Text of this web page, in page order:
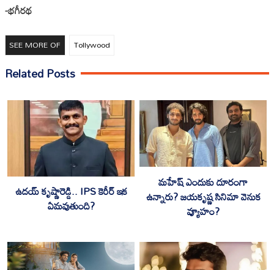
-భగీరథ
SEE MORE OF Tollywood
Related Posts
ఉదయ్ కృష్ణారెడ్డి.. IPS కెరీర్ ఇక
ఏమవుతుంది?
మహేష్ ఎందుకు దూరంగా
ఉన్నారు? జయకృష్ణ సినిమా వెనుక
వ్యూహం?